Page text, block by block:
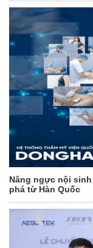
Nâng ngực nội
phá từ Hàn Quốc